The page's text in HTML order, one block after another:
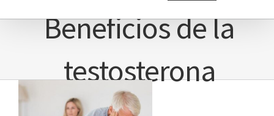
Beneficios de la
testosterona
Ver
imagen